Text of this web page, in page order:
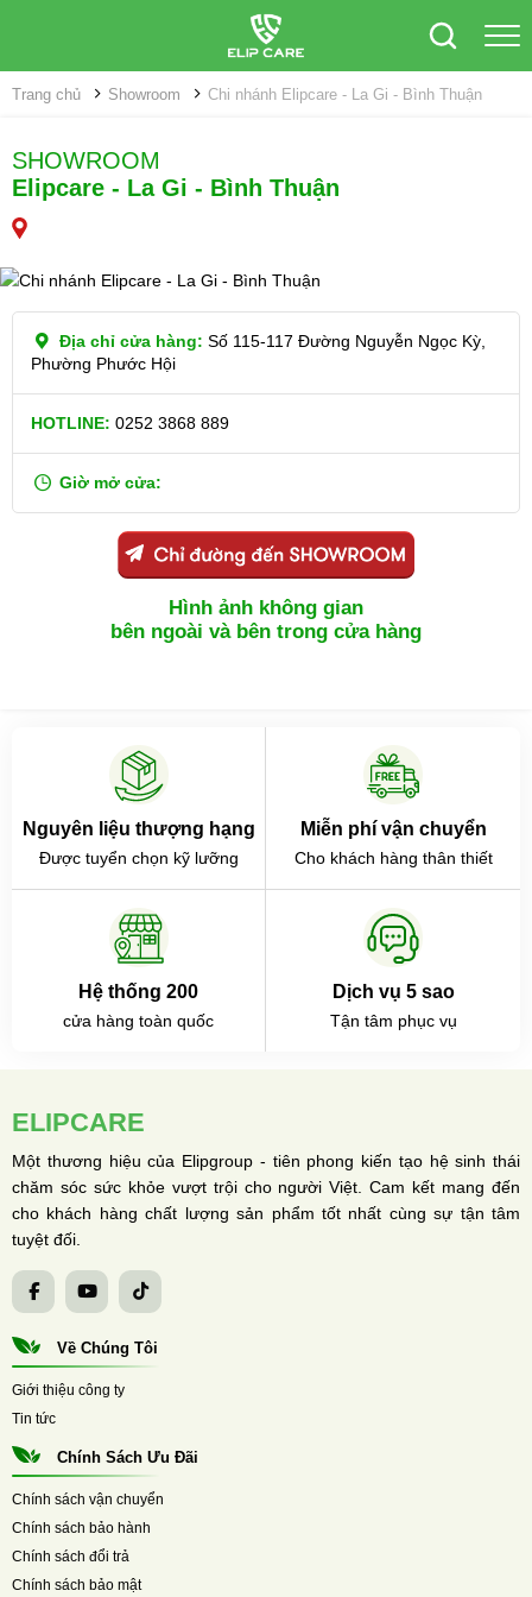
Trang chủ Showroom Chi nhánh Elipcare - La Gi - Bình Thuận
SHOWROOM
Elipcare - La Gi - Bình Thuận
Địa chỉ cửa hàng: Số 115-117 Đường Nguyễn Ngọc Kỳ,
Phường Phước Hội
HOTLINE: 0252 3868 889
Giờ mở cửa:
Hình ảnh không gian
bên ngoài và bên trong cửa hàng
Nguyên liệu thượng hạng
Được tuyển chọn kỹ lưỡng
Miễn phí vận chuyển
Cho khách hàng thân thiết
Hệ thống 200
cửa hàng toàn quốc
Dịch vụ 5 sao
Tận tâm phục vụ
ELIPCARE
Một thương hiệu của Elipgroup - tiên phong kiến tạo hệ sinh thái
chăm sóc sức khỏe vượt trội cho người Việt. Cam kết mang đến
cho khách hàng chất lượng sản phẩm tốt nhất cùng sự tận tâm
tuyệt đối.
Về Chúng Tôi
Giới thiệu công ty
Tin tức
Chính Sách Ưu Đãi
Chính sách vận chuyển
Chính sách bảo hành
Chính sách đổi trả
Chính sách bảo mật